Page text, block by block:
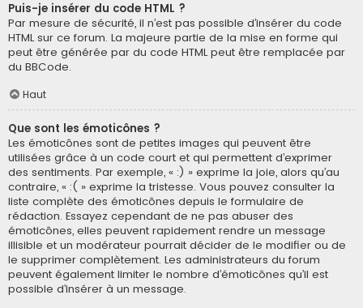
Puis-je insérer du code HTML ?
Par mesure de sécurité, il n’est pas possible d’insérer du code
HTML sur ce forum. La majeure partie de la mise en forme qui
peut être générée par du code HTML peut être remplacée par
du BBCode.
Haut
Que sont les émoticônes ?
Les émoticônes sont de petites images qui peuvent être
utilisées grâce à un code court et qui permettent d’exprimer
des sentiments. Par exemple, « :) » exprime la joie, alors qu’au
contraire, « :( » exprime la tristesse. Vous pouvez consulter la
liste complète des émoticônes depuis le formulaire de
rédaction. Essayez cependant de ne pas abuser des
émoticônes, elles peuvent rapidement rendre un message
illisible et un modérateur pourrait décider de le modifier ou de
le supprimer complètement. Les administrateurs du forum
peuvent également limiter le nombre d’émoticônes qu’il est
possible d’insérer à un message.